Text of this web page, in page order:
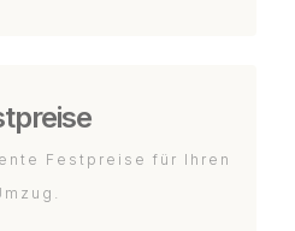
Festpreise für Ihren